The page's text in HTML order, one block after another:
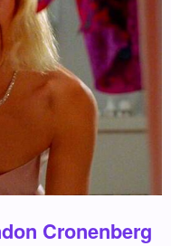
Cronenberg